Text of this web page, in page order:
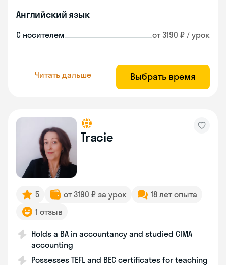
Английский язык
С носителем от 3190 ₽ / урок
Читать дальше Выбрать время
Tracie
5 от 3190 ₽ за урок
18 лет опыта
1 отзыв
Holds a BA in accountancy and studied CIMA
accounting
Possesses TEFL and BEC certificates for teaching